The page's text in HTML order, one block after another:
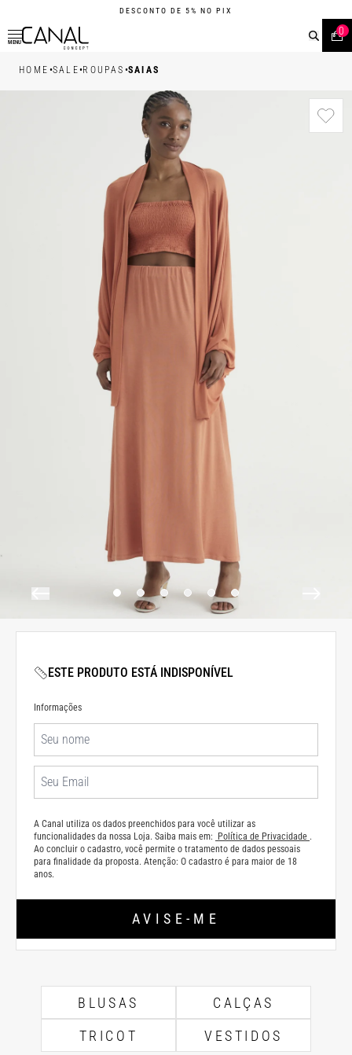
DESCONTO DE 5% NO PIX
MENU
0
HOME •SALE•ROUPAS •SAIAS
ESTE PRODUTO ESTÁ INDISPONÍVEL
Informações
A Canal utiliza os dados preenchidos para você utilizar as
funcionalidades da nossa Loja. Saiba mais em:
Política de Privacidade .
Ao concluir o cadastro, você permite o tratamento de dados pessoais
para finalidade da proposta. Atenção: O cadastro é para maior de 18
anos.
AVISE-ME
BLUSAS
CALÇAS
TRICOT
VESTIDOS